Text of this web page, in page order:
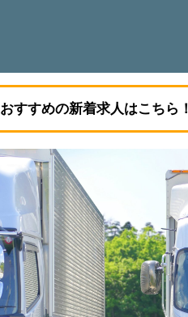
おすすめの新着求人はこちら！